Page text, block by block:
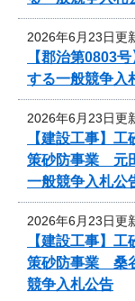
2026年6月23日更
【郡治第0803
する一般競争入
2026年6月23日更
【建設工事】
策砂防事業 元
一般競争入札公
2026年6月23日更
【建設工事】
策砂防事業 桑
競争入札公告